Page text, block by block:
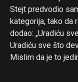
Stejt predvodio
kategorija, tako da
dodao: „Uradiću
Uradiću sve što
Mislim da je to